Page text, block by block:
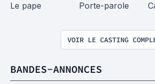
Le pape
Porte-parole
VOIR LE CASTING
BANDES-ANNONCES